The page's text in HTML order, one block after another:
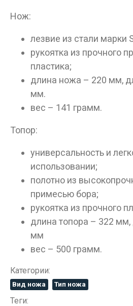
Нож:
лезвие из стали марки
рукоятка из прочного
пластика;
длина ножа – 220 мм,
мм.
вес – 141 грамм.
Топор:
универсальность и
использовании;
полотно из
примесью бора;
рукоятка из прочного
длина топора – 322
мм
вес – 500 грамм.
Категории:
Вид ножа Тип ножа
Теги: